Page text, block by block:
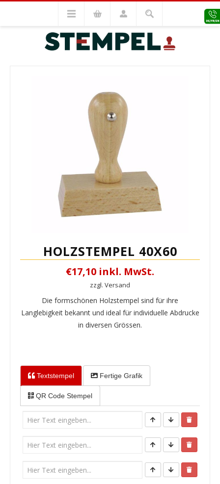
Holzstempel Holzstempel 40x60
VORHERIGES MODELL NÄCHSTES MODELL
HOLZSTEMPEL 40X60
€17,10 inkl. MwSt.
zzgl. Versand
Die formschönen Holzstempel sind für ihre
Langlebigkeit bekannt und ideal für individuelle Abdrucke
in diversen Grössen.
Textstempel Fertige Grafik
QR Code Stempel